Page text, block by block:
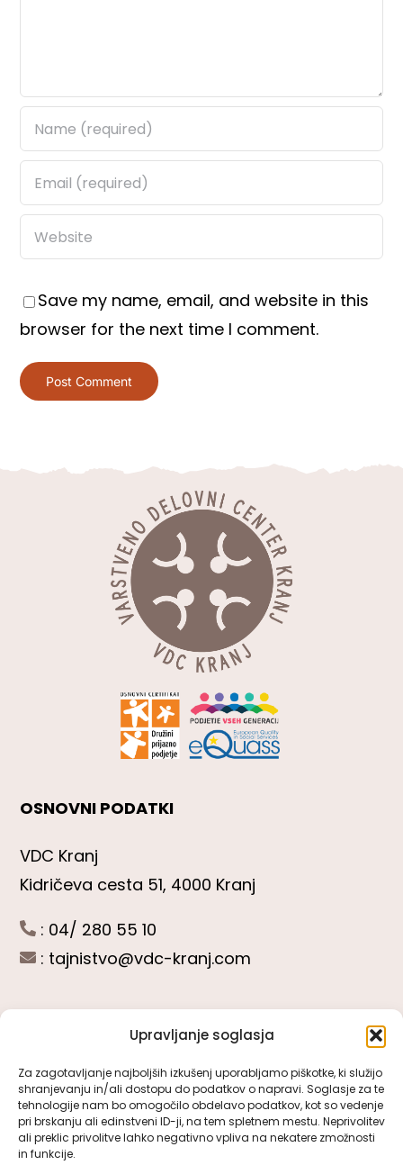
Upravljanje soglasja
Za zagotavljanje najboljših izkušenj uporabljamo piškotke, ki služijo
shranjevanju in/ali dostopu do podatkov o napravi. Soglasje za te
tehnologije nam bo omogočilo obdelavo podatkov, kot so vedenje
pri brskanju ali edinstveni ID-ji, na tem spletnem mestu. Neprivolitev
ali preklic privolitve lahko negativno vpliva na nekatere zmožnosti
in funkcije.
Save my name, email, and website in this
browser for the next time I comment.
OSNOVNI PODATKI
VDC Kranj
Kidričeva cesta 51, 4000 Kranj
: 04/ 280 55 10
: tajnistvo@vdc-kranj.com
Toggle
Navigation
Predstavitev VDC Kranj
SLEDITE NAM